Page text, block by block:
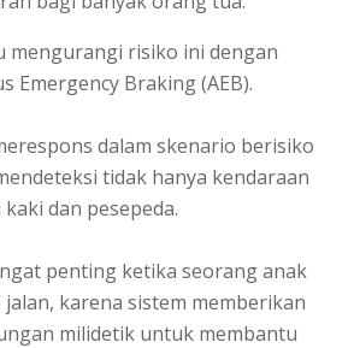
mengurangi risiko ini dengan
Emergency Braking (AEB).
dalam skenario berisiko
tidak hanya kendaraan
dan pesepeda.
penting ketika seorang anak
karena sistem memberikan
milidetik untuk membantu